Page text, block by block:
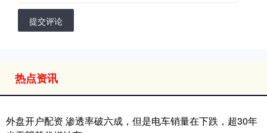
提交评论
热点资讯
外盘开户配资 渗透率破六成，但是电车销量在下跌，超30年